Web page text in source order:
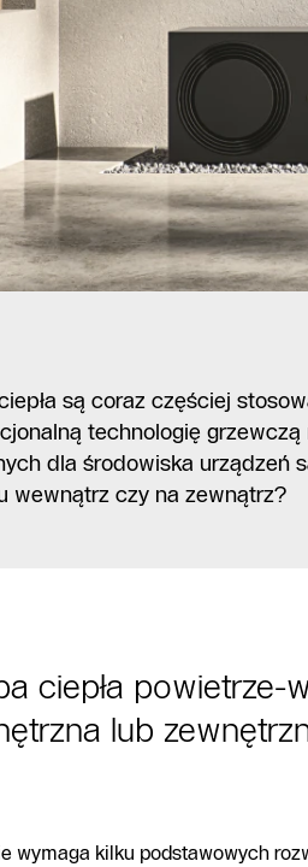
są coraz częściej
technologię
dla środowiska urządzeń
wewnątrz czy na zewnątrz?
ciepła powietrze-
lub
wymaga kilku podstawowych